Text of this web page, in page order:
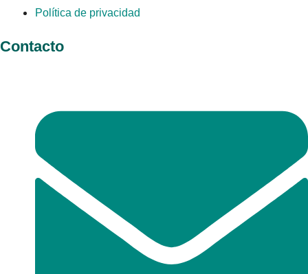
Política de privacidad
Contacto